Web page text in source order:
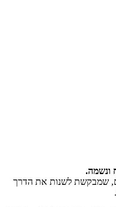
שמבקשת לשנות את הדרך